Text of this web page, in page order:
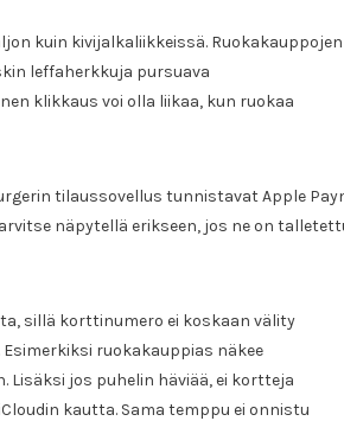
kuin kivijalkaliikkeissä. Ruokakauppojen
leffaherkkuja pursuava
klikkaus voi olla liikaa, kun ruokaa
tilaussovellus tunnistavat Apple
näpytellä erikseen, jos ne on
sillä korttinumero ei koskaan välity
ruokakauppias näkee
jos puhelin häviää, ei kortteja
kautta. Sama temppu ei onnistu